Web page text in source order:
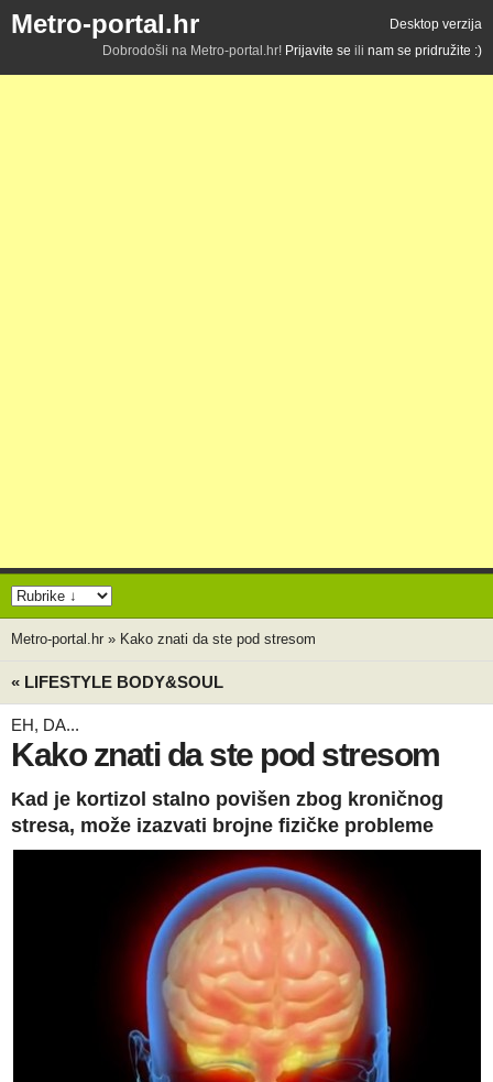
Metro-portal.hr
Desktop verzija
Dobrodošli na Metro-portal.hr! Prijavite se ili nam se pridružite :)
Metro-portal.hr » Kako znati da ste pod stresom
« LIFESTYLE BODY&SOUL
EH, DA...
Kako znati da ste pod stresom
Kad je kortizol stalno povišen zbog kroničnog
stresa, može izazvati brojne fizičke probleme